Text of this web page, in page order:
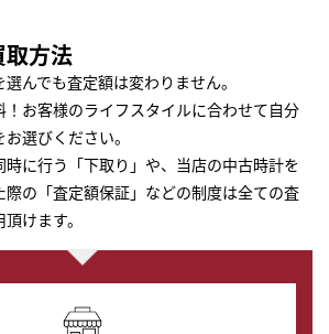
方法
んでも査定額は変わりません。
！お客様のライフスタイルに合わせて自分
選びください。
に行う「下取り」や、当店の中古時計を
際の「査定額保証」などの制度は全ての査
けます。